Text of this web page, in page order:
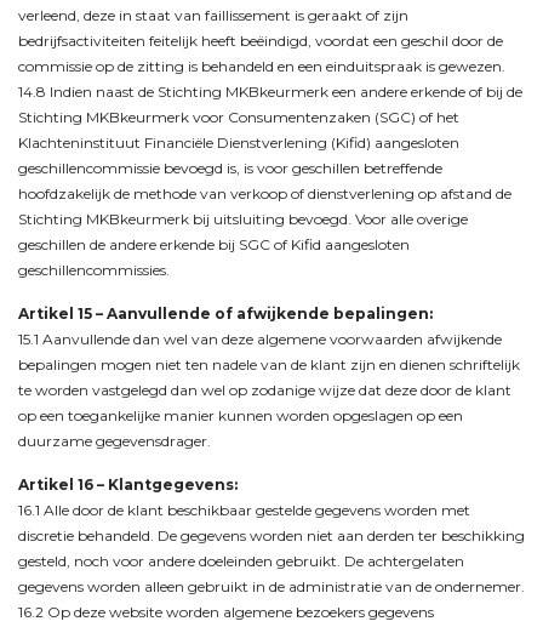
verleend, deze in staat van faillissement is geraakt of zijn
bedrijfsactiviteiten feitelijk heeft beëindigd, voordat een geschil door de
commissie op de zitting is behandeld en een einduitspraak is gewezen.
14.8 Indien naast de Stichting MKBkeurmerk een andere erkende of bij de
Stichting MKBkeurmerk voor Consumentenzaken (SGC) of het
Klachteninstituut Financiële Dienstverlening (Kifid) aangesloten
geschillencommissie bevoegd is, is voor geschillen betreffende
hoofdzakelijk de methode van verkoop of dienstverlening op afstand de
Stichting MKBkeurmerk bij uitsluiting bevoegd. Voor alle overige
geschillen de andere erkende bij SGC of Kifid aangesloten
geschillencommissies.
Artikel 15 – Aanvullende of afwijkende bepalingen:
15.1 Aanvullende dan wel van deze algemene voorwaarden afwijkende
bepalingen mogen niet ten nadele van de klant zijn en dienen schriftelijk
te worden vastgelegd dan wel op zodanige wijze dat deze door de klant
op een toegankelijke manier kunnen worden opgeslagen op een
duurzame gegevensdrager.
Artikel 16 – Klantgegevens:
16.1 Alle door de klant beschikbaar gestelde gegevens worden met
discretie behandeld. De gegevens worden niet aan derden ter beschikking
gesteld, noch voor andere doeleinden gebruikt. De achtergelaten
gegevens worden alleen gebruikt in de administratie van de ondernemer.
16.2 Op deze website worden algemene bezoekers gegevens